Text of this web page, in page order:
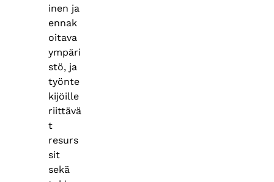
inen ja
ennak
oitava
ympäri
stö, ja
työnte
kijöille
riittävä
t
resurs
sit
sekä